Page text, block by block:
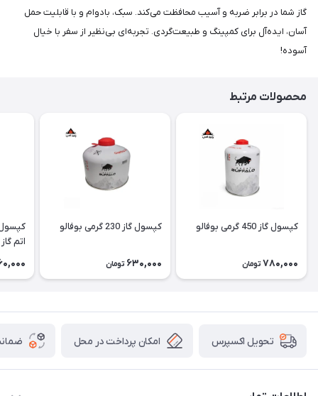
گاز شما در برابر ضربه و آسیب محافظت می‌کند. سبک، بادوام و با قابلیت حمل
آسان، ایده‌آل برای کمپینگ و طبیعت‌گردی. تجربه‌ای بی‌نظیر از سفر با خیال
آسوده!
محصولات مرتبط
کپسول گاز 450 گرمی بوفالو
780,000 تومان
کپسول گاز 230 گرمی بوفالو
630,000 تومان
اتم گاز Atom Gaz
تحویل اکسپرس امکان پرداخت در محل